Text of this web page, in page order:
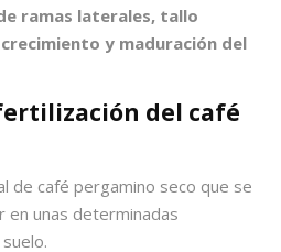
ramas laterales, tallo
y maduración del
del café
de café pergamino seco que se
en unas determinadas